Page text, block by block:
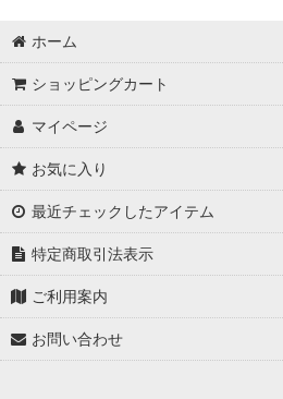
ホーム
ショッピングカート
マイページ
お気に入り
最近チェックしたアイテム
特定商取引法表示
ご利用案内
お問い合わせ